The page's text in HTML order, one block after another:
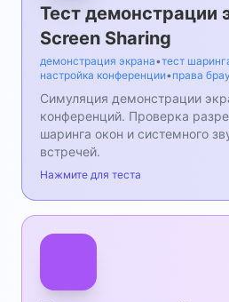
Тест демонстрации
Screen Sharing
демонстрация экрана•тест
настройка конференции• права
Симуляция демонстрации
конференций. Проверка
шаринга окон и системного
встречей.
Нажмите для теста